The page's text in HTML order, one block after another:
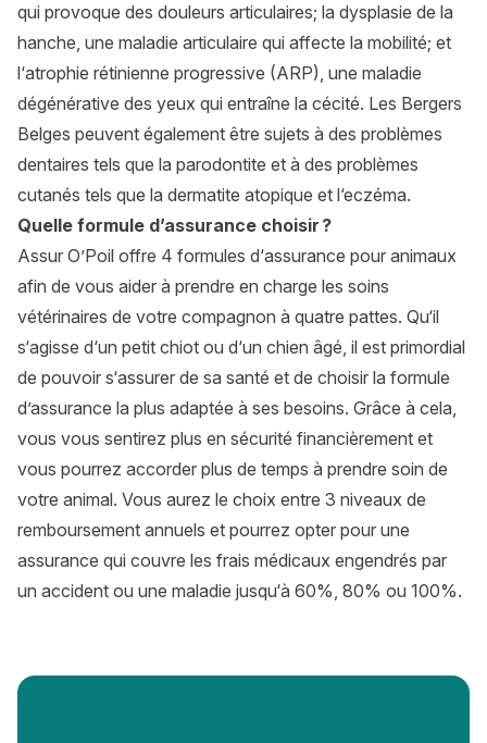
qui provoque des douleurs articulaires; la dysplasie de la
hanche, une maladie articulaire qui affecte la mobilité; et
l‘atrophie rétinienne progressive (ARP), une maladie
dégénérative des yeux qui entraîne la cécité. Les Bergers
Belges peuvent également être sujets à des problèmes
dentaires tels que la parodontite et à des problèmes
cutanés tels que la dermatite atopique et l‘eczéma.
Quelle formule d’assurance choisir ?
Assur O’Poil offre 4 formules d‘assurance pour animaux
afin de vous aider à prendre en charge les soins
vétérinaires de votre compagnon à quatre pattes. Qu‘il
s‘agisse d‘un petit chiot ou d‘un chien âgé, il est primordial
de pouvoir s‘assurer de sa santé et de choisir la formule
d’assurance la plus adaptée à ses besoins. Grâce à cela,
vous vous sentirez plus en sécurité financièrement et
vous pourrez accorder plus de temps à prendre soin de
votre animal. Vous aurez le choix entre 3 niveaux de
remboursement annuels et pourrez opter pour une
assurance qui couvre les frais médicaux engendrés par
un accident ou une maladie jusqu‘à 60%, 80% ou 100%.